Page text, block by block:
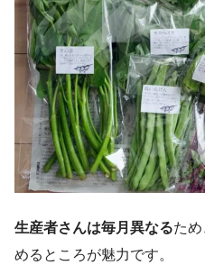
生産者さんは毎月異なるた
めるところが魅力です。